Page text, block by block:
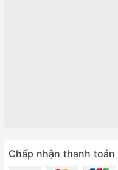
Chấp nhận thanh toán